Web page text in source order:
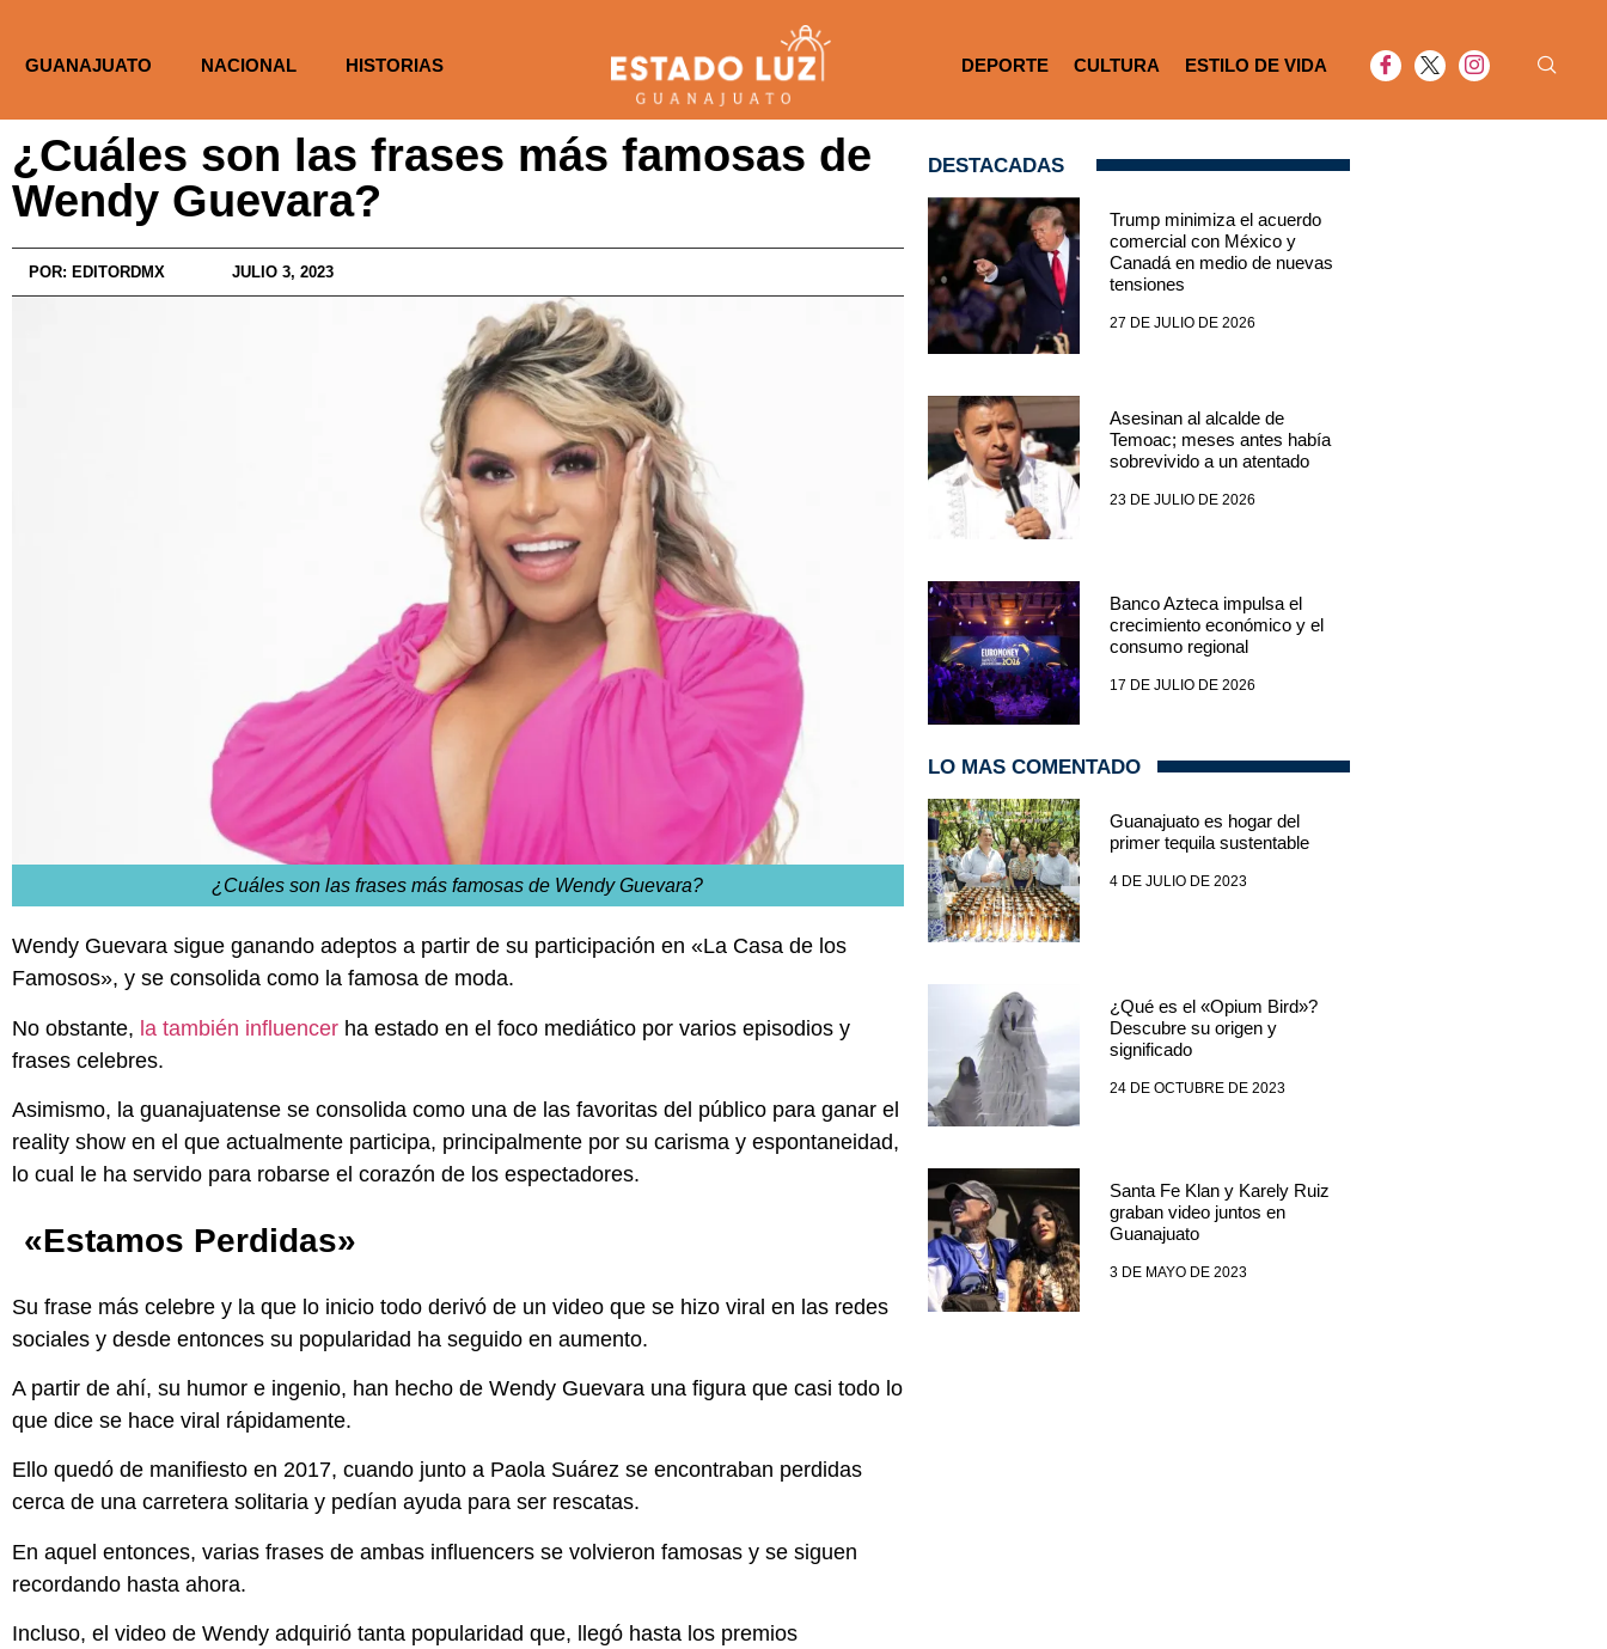
GUANAJUATO NACIONAL HISTORIAS DEPORTE CULTURA ESTILO DE VIDA
¿Cuáles son las frases más famosas de
Wendy Guevara?
POR: EDITORDMX JULIO 3, 2023
¿Cuáles son las frases más famosas de Wendy Guevara?
Wendy Guevara sigue ganando adeptos a partir de su participación en «La Casa de los
Famosos», y se consolida como la famosa de moda.
No obstante, la también influencer ha estado en el foco mediático por varios episodios y
frases celebres.
Asimismo, la guanajuatense se consolida como una de las favoritas del público para ganar el
reality show en el que actualmente participa, principalmente por su carisma y espontaneidad,
lo cual le ha servido para robarse el corazón de los espectadores.
«Estamos Perdidas»
Su frase más celebre y la que lo inicio todo derivó de un video que se hizo viral en las redes
sociales y desde entonces su popularidad ha seguido en aumento.
A partir de ahí, su humor e ingenio, han hecho de Wendy Guevara una figura que casi todo lo
que dice se hace viral rápidamente.
Ello quedó de manifiesto en 2017, cuando junto a Paola Suárez se encontraban perdidas
cerca de una carretera solitaria y pedían ayuda para ser rescatas.
En aquel entonces, varias frases de ambas influencers se volvieron famosas y se siguen
recordando hasta ahora.
Incluso, el video de Wendy adquirió tanta popularidad que, llegó hasta los premios
DESTACADAS
Trump minimiza el acuerdo
comercial con México y
Canadá en medio de nuevas
tensiones
27 DE JULIO DE 2026
Asesinan al alcalde de
Temoac; meses antes había
sobrevivido a un atentado
23 DE JULIO DE 2026
Banco Azteca impulsa el
crecimiento económico y el
consumo regional
17 DE JULIO DE 2026
LO MAS COMENTADO
Guanajuato es hogar del
primer tequila sustentable
4 DE JULIO DE 2023
¿Qué es el «Opium Bird»?
Descubre su origen y
significado
24 DE OCTUBRE DE 2023
Santa Fe Klan y Karely Ruiz
graban video juntos en
Guanajuato
3 DE MAYO DE 2023